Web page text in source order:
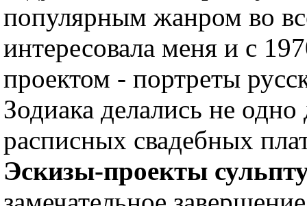
популярным жанром во
интересовала меня и с
проектом - портреты
Зодиака делались не
расписных свадебных
Эскизы-проекты